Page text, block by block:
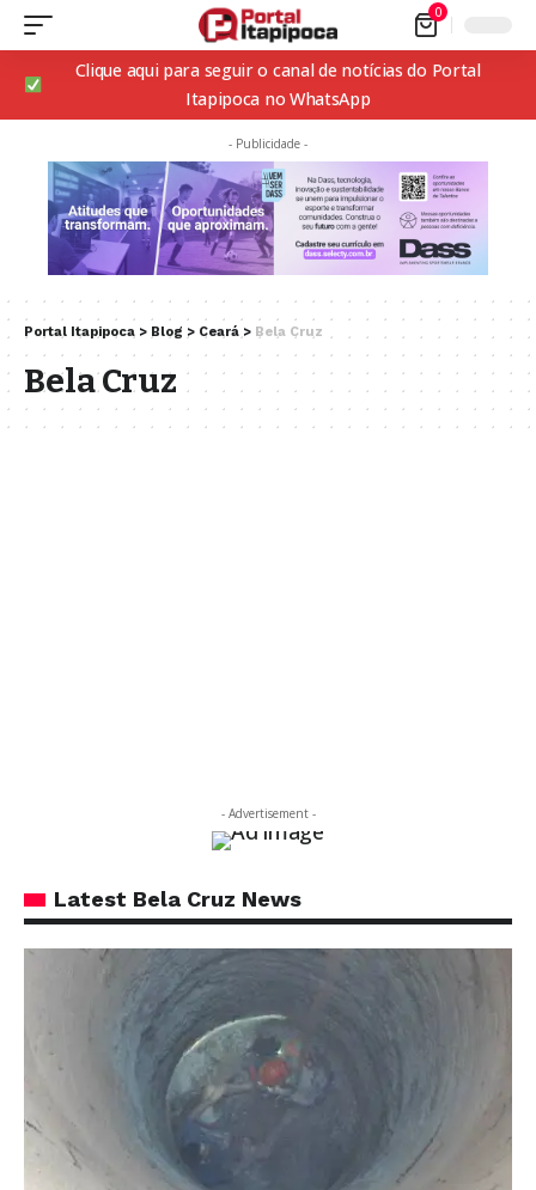
0
Clique aqui para seguir o canal de notícias do Portal
Itapipoca no WhatsApp
- Publicidade -
Portal Itapipoca > Blog > Ceará > Bela Cruz
Bela Cruz
- Advertisement -
Latest Bela Cruz News